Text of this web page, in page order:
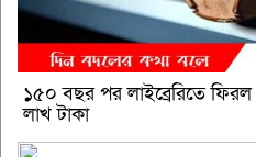
১৫০ বছর পর লাইব্রেরিতে
লাখ টাকা